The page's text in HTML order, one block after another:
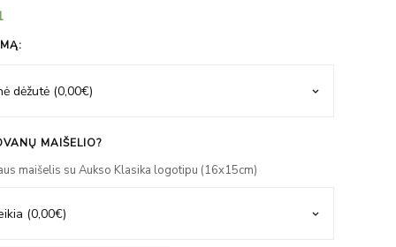
MAIŠELIO?
maišelis su Aukso Klasika logotipu (16x15cm)